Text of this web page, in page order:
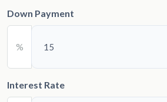
Down Payment
%
Interest Rate